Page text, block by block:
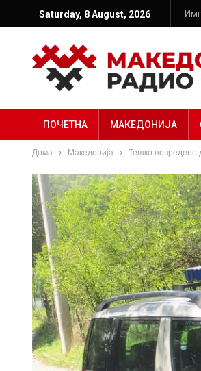
Saturday, 8 August, 2026
ПОЧЕТНА МАКЕДОНИЈА
Дома Македонија Тешко повредено